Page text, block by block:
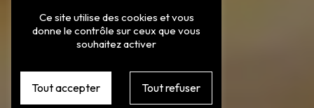
Ce site utilise des cookies et vous
donne le contrôle sur ceux que vous
souhaitez activer
Tout accepter Tout refuser